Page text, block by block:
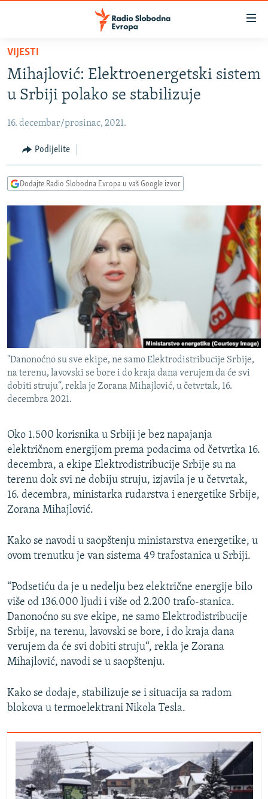
Pređite
glavni
sadržaj
na
navigaciju
Pređite
na
VIJESTI
BOSNA I HERCEGOVINA
KOSOVO
CRNA GORA
VIDEO
FOTOGALERIJE
INFOGRAFIKE
PODCASTI
RAT U UKRAJINI
KINA NA BALKANU
RSE PRIČE IZ SVIJETA
ISPRIČAJ MI
DNEVNO@RSE
SPECIJALI RSE
VIŠE OD NASLOVA
GENOCID U SREBRENICI
POPLAVE I KLIZIŠTA U BIH 2024.
POST SCRIPTUM
MOJA EVROPA
TRI DECENIJE OD RATA U BIH
SVE KARTE DEJTONA
NASTANAK I RASPAD JUGOSLAVIJE
PRATITE NAS
VIJESTI
Mihajlović: Elektroenergetski sistem
u Srbiji polako se stabilizuje
16. decembar/prosinac, 2021.
Podijelite
Dodajte Radio Slobodna Evropa u vaš Google izvor
"Danonoćno su sve ekipe, ne samo Elektrodistribucije Srbije,
na terenu, lavovski se bore i do kraja dana verujem da će svi
dobiti struju“, rekla je Zorana Mihajlović, u četvrtak, 16.
decembra 2021.
Oko 1.500 korisnika u Srbiji je bez napajanja
električnom energijom prema podacima od četvrtka 16.
decembra, a ekipe Elektrodistribucije Srbije su na
terenu dok svi ne dobiju struju, izjavila je u četvrtak,
16. decembra, ministarka rudarstva i energetike Srbije,
Zorana Mihajlović.
Kako se navodi u saopštenju ministarstva energetike, u
ovom trenutku je van sistema 49 trafostanica u Srbiji.
“Podsetiću da je u nedelju bez električne energije bilo
više od 136.000 ljudi i više od 2.200 trafo-stanica.
Danonoćno su sve ekipe, ne samo Elektrodistribucije
Srbije, na terenu, lavovski se bore, i do kraja dana
verujem da će svi dobiti struju“, rekla je Zorana
Mihajlović, navodi se u saopštenju.
Kako se dodaje, stabilizuje se i situacija sa radom
blokova u termoelektrani Nikola Tesla.